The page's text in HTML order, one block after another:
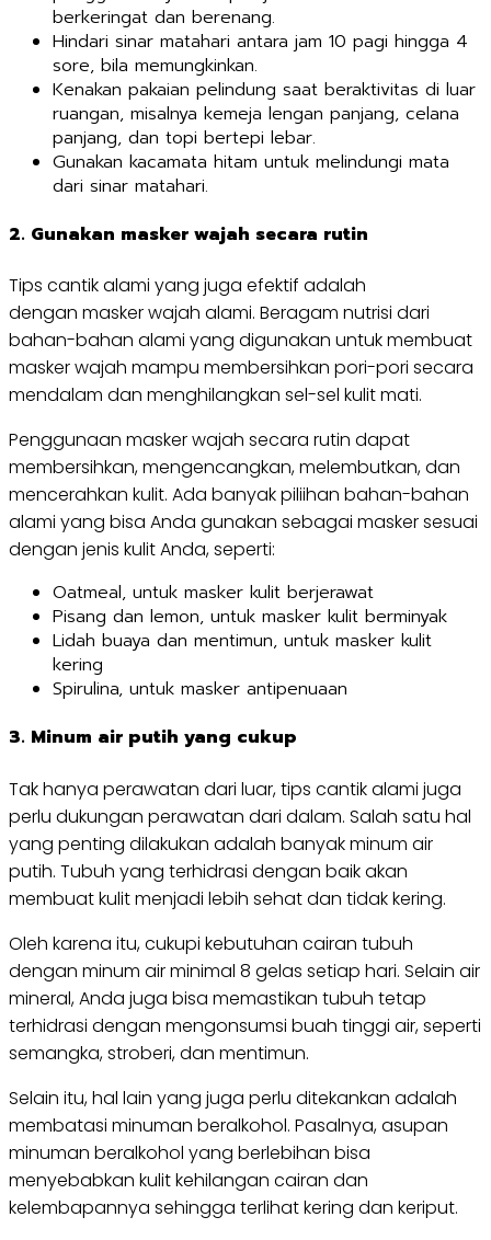
berkeringat dan berenang.
Hindari sinar matahari antara jam 10 pagi hingga 4
sore, bila memungkinkan.
Kenakan pakaian pelindung saat beraktivitas di luar
ruangan, misalnya kemeja lengan panjang, celana
panjang, dan topi bertepi lebar.
Gunakan kacamata hitam untuk melindungi mata
dari sinar matahari.
2. Gunakan masker wajah secara rutin
Tips cantik alami yang juga efektif adalah
dengan masker wajah alami. Beragam nutrisi dari
bahan-bahan alami yang digunakan untuk membuat
masker wajah mampu membersihkan pori-pori secara
mendalam dan menghilangkan sel-sel kulit mati.
Penggunaan masker wajah secara rutin dapat
membersihkan, mengencangkan, melembutkan, dan
mencerahkan kulit. Ada banyak piliihan bahan-bahan
alami yang bisa Anda gunakan sebagai masker sesuai
dengan jenis kulit Anda, seperti:
Oatmeal, untuk masker kulit berjerawat
Pisang dan lemon, untuk masker kulit berminyak
Lidah buaya dan mentimun, untuk masker kulit
kering
Spirulina, untuk masker antipenuaan
3. Minum air putih yang cukup
Tak hanya perawatan dari luar, tips cantik alami juga
perlu dukungan perawatan dari dalam. Salah satu hal
yang penting dilakukan adalah banyak minum air
putih. Tubuh yang terhidrasi dengan baik akan
membuat kulit menjadi lebih sehat dan tidak kering.
Oleh karena itu, cukupi kebutuhan cairan tubuh
dengan minum air minimal 8 gelas setiap hari. Selain air
mineral, Anda juga bisa memastikan tubuh tetap
terhidrasi dengan mengonsumsi buah tinggi air, seperti
semangka, stroberi, dan mentimun.
Selain itu, hal lain yang juga perlu ditekankan adalah
membatasi minuman beralkohol. Pasalnya, asupan
minuman beralkohol yang berlebihan bisa
menyebabkan kulit kehilangan cairan dan
kelembapannya sehingga terlihat kering dan keriput.